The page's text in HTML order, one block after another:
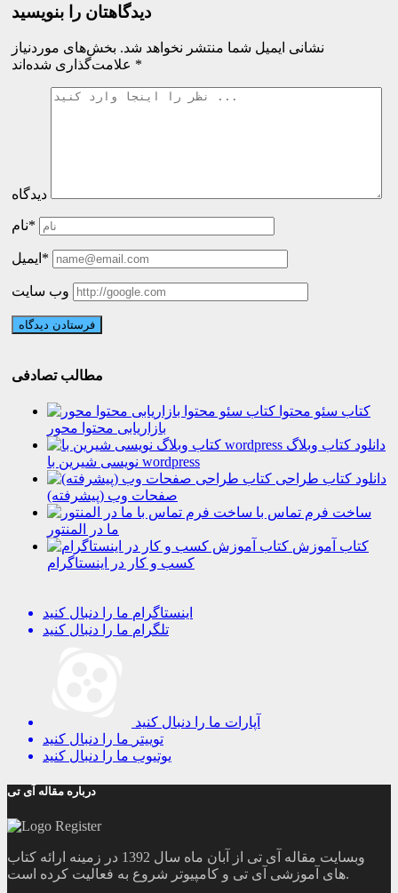
دیدگاهتان را بنویسید
نشانی ایمیل شما منتشر نخواهد شد. بخش‌های موردنیاز
*
دیدگاه
نام*
ایمیل*
وب سایت
مطالب تصادفی
کتاب سئو محتوا
بازاریابی محتوا محور
دانلود کتاب وبلاگ
نویسی شیرین با wordpress
دانلود کتاب طراحی
صفحات وب (پیشرفته)
ساخت فرم تماس با
ما در المنتور
کتاب آموزش
کسب و کار در اینستاگرام
اینستاگرام ما را دنبال کنید
تلگرام ما را دنبال کنید
آپارات ما را دنبال کنید
توییتر ما را دنبال کنید
یوتیوب ما را دنبال کنید
درباره مقاله آی تی
وبسایت مقاله آی تی از آبان ماه سال 1392 در زمینه ارائه کتاب
های آموزشی آی تی و کامپیوتر شروع به فعالیت کرده است.